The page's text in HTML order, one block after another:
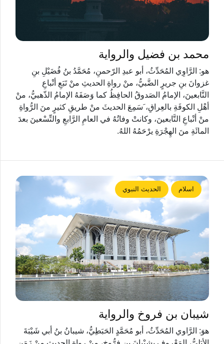
محمد بن فضيل والرواية
هو: الرَّاوِي المُحَدِّثُ، أبو عبدِ الرّحمنِ، مُحَمَّدُ بنُ فُضَيْلِ بنِ
غزوانَ بنِ جريرٍ الضَّبيُّ، منْ رواةِ الحديثِ منْ تَبَعِ أتْباعِ
التَّابعينَ، الإمامُ الصَدوقُ الحافِظُ كما وَصَفَهُ الإمامُ الذّهبيُّ، منْ
أهْلِ الكوفَةِ بالعِراقِ، َسَمِعَ الحديثَ منْ طريقِ كثيرٍ منَ الرُّواةِ
منْ أتْباعِ التَّابعينَ، وكانتْ وفاتُهُ في العامِ الرَّابعِ والتِّسْعينَ بعدَ
المائَةِ منَ الهِجْرَةِ يرْحَمُهُ اللهُ.
اسلام الحديث النبوي
شيبان بن فروخ والرواية
هوَ: الرَّاوي المُحَدِّثُ، أبو مُحَمَّدٍ الحَبَطِيُّ، شيبانُ بنُ أبي شَيْبَةَ